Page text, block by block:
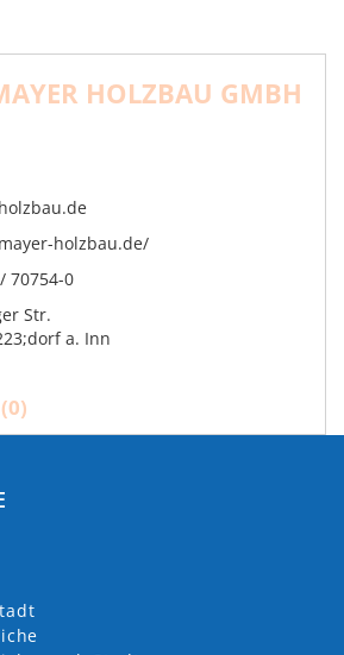
HOLZBAU GMBH
holzbau.de/
70754-0
Str.
a. Inn
0)